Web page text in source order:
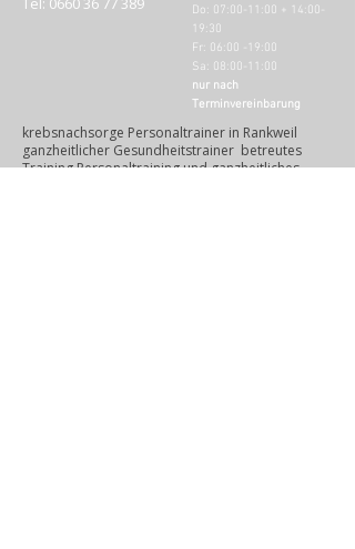
Do: 07:00-11:00 + 14:00-
19:30
Fr: 06:00 -19:00
Sa: 08:00-11:00
nur nach
Terminvereinbarung
krebsnachsorge Personaltrainer in Rankweil
ganzheitlicher Gesundheitstrainer betreutes
Training Personaltraining und ganzheitliches